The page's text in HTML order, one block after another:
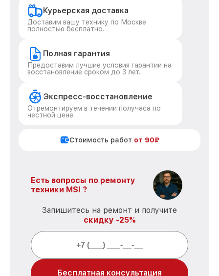
Курьерская доставка
Доставим вашу технику по Москве
полностью бесплатно.
Полная гарантия
Предоставим лучшие условия гарантии на
восстановление сроком до 3 лет.
Экспресс-восстановление
Отремонтируем в течении получаса по
честной цене.
Стоимость работ от 90₽
Есть вопросы по ремонту
техники MSI ?
Запишитесь на ремонт и получите
скидку -25%
Бесплатная консультация